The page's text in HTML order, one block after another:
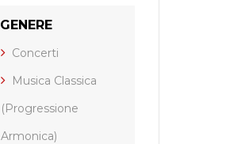
GENERE
Concerti
Musica Classica
(Progressione
Armonica)